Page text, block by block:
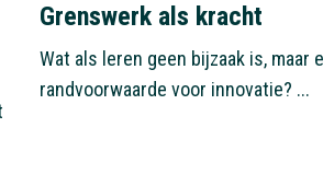
Grenswerk als kracht
Wat als leren geen bijzaak is, maar
randvoorwaarde voor innovatie? ...